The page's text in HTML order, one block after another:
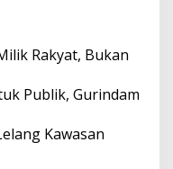
Rakyat, Bukan
Publik, Gurindam
Kawasan